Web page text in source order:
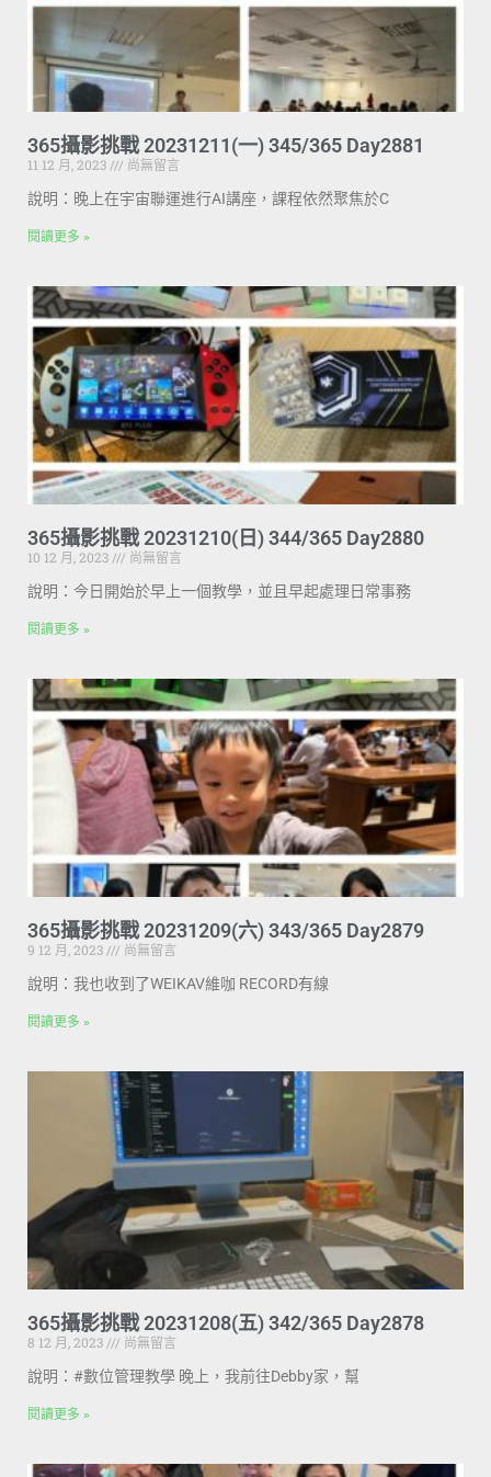
365攝影挑戰 20231211(一) 345/365 Day2881
11 12 月, 2023
尚無留言
說明：晚上在宇宙聯運進行AI講座，課程依然聚焦於C
閱讀更多 »
365攝影挑戰 20231210(日) 344/365 Day2880
10 12 月, 2023
尚無留言
說明：今日開始於早上一個教學，並且早起處理日常事務
閱讀更多 »
365攝影挑戰 20231209(六) 343/365 Day2879
9 12 月, 2023
尚無留言
說明：我也收到了WEIKAV維咖 RECORD有線
閱讀更多 »
365攝影挑戰 20231208(五) 342/365 Day2878
8 12 月, 2023
尚無留言
說明：#數位管理教學 晚上，我前往Debby家，幫
閱讀更多 »